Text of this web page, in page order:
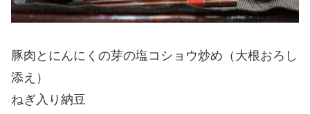
豚肉とにんにくの芽の塩コショウ炒め（大根おろし
添え）
ねぎ入り納豆